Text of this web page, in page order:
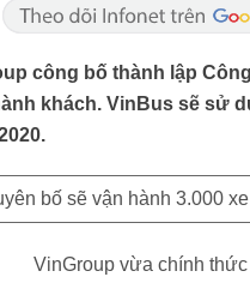
công bố thành lập
khách. VinBus sẽ sử
VinGroup vừa chính